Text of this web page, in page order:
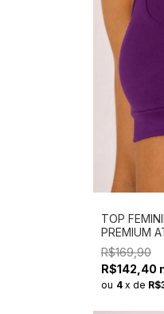
TOP
PREMIUM
R$169,90
R$142,40
ou 4 x de